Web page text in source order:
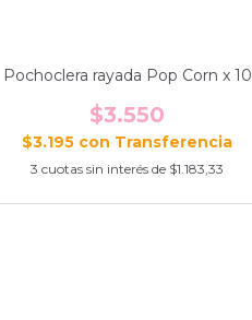
Pochoclera rayada Pop Corn x 10
$3.550
$3.195 con
3 cuotas sin interés de $1.183,33